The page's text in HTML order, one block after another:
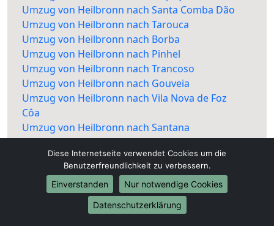
Umzug von Heilbronn nach Santa Comba Dão
Umzug von Heilbronn nach Tarouca
Umzug von Heilbronn nach Borba
Umzug von Heilbronn nach Pinhel
Umzug von Heilbronn nach Trancoso
Umzug von Heilbronn nach Gouveia
Umzug von Heilbronn nach Vila Nova de Foz
Côa
Umzug von Heilbronn nach Santana
Umzug von Heilbronn nach Sabugal
Umzug von Heilbronn nach Mêda
Umzug von Heilbronn nach Miranda do Douro
Diese Internetseite verwendet Cookies um die
Benutzerfreundlichkeit zu verbessern.
Einverstanden
Nur notwendige Cookies
Datenschutzerklärung